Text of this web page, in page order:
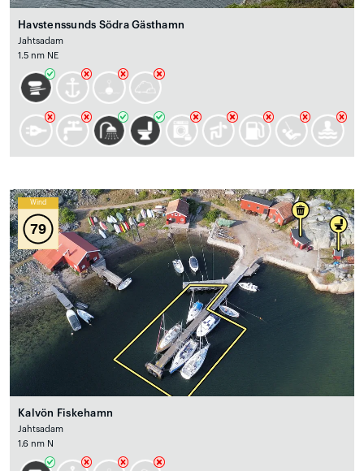
Havstenssunds Södra Gästhamn
Jahtsadam
1.5 nm NE
Wind
79
Kalvön Fiskehamn
Jahtsadam
1.6 nm N